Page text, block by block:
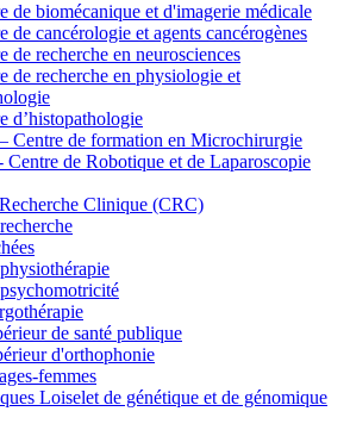
de biomécanique et d'imagerie médicale
de cancérologie et agents cancérogènes
de recherche en neurosciences
de recherche en physiologie et
d’histopathologie
Centre de formation en Microchirurgie
Centre de Robotique et de Laparoscopie
Clinique (CRC)
de santé publique
d'orthophonie
femmes
Loiselet de génétique et de génomique